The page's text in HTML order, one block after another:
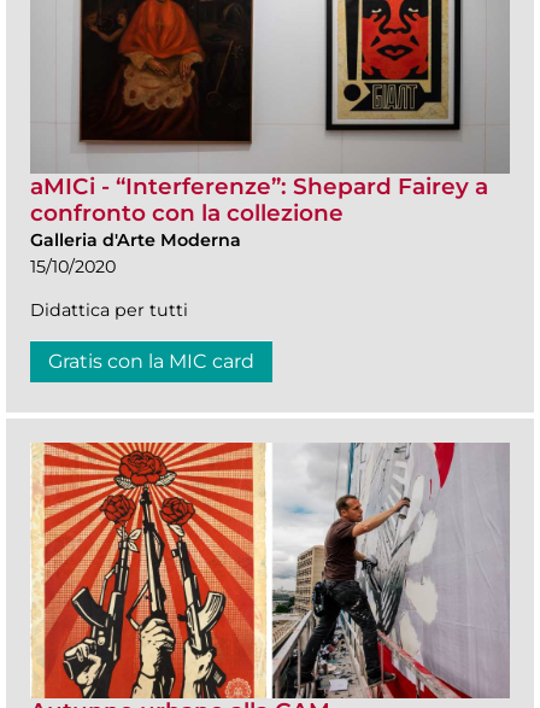
aMICi - “Interferenze”: Shepard Fairey a
confronto con la collezione
Galleria d'Arte Moderna
15/10/2020
Didattica per tutti
Gratis con la MIC card